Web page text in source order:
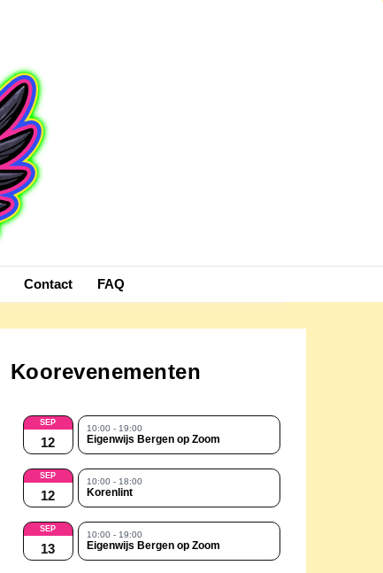
Contact FAQ
Koorevenementen
SEP
12
10:00 - 19:00
Eigenwijs Bergen op Zoom
SEP
12
10:00 - 18:00
Korenlint
SEP
13
10:00 - 19:00
Eigenwijs Bergen op Zoom